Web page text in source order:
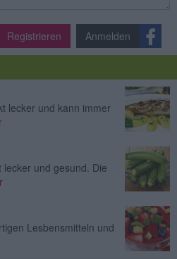
Registrieren Anmelden
lecker und kann immer
und gesund. Die
Lesbensmitteln und